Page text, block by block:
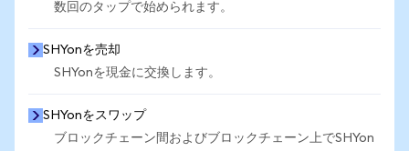
数回のタップで始められます。
SHYonを売却
SHYonを現金に交換します。
SHYonをスワップ
ブロックチェーン間およびブロックチェーン上でSHYon